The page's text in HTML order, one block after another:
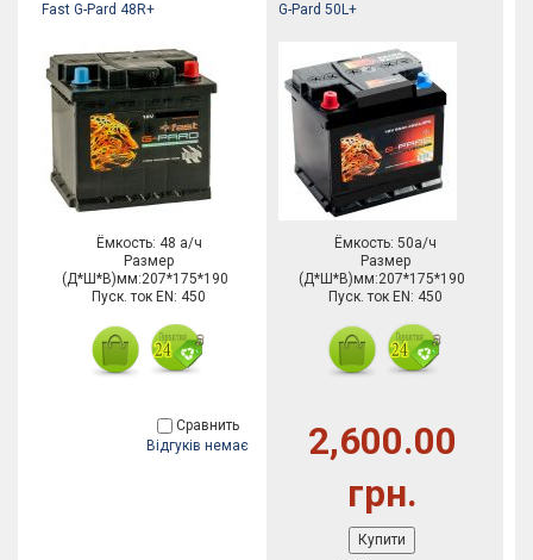
Fast G-Pard 48R+
Ёмкость: 48 а/ч
Размер
(Д*Ш*В)мм:207*175*190
Пуск. ток EN: 450
Сравнить
Відгуків немає
G-Pard 50L+
Ёмкость: 50а/ч
Размер
(Д*Ш*В)мм:207*175*190
Пуск. ток EN: 450
2,600.00
грн.
Купити